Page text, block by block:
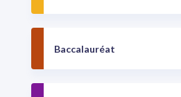
Baccalauréat